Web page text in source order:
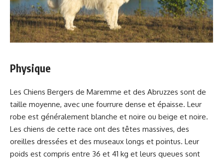
Physique
Les Chiens Bergers de Maremme et des Abruzzes sont de
taille moyenne, avec une fourrure dense et épaisse. Leur
robe est généralement blanche et noire ou beige et noire.
Les chiens de cette race ont des têtes massives, des
oreilles dressées et des museaux longs et pointus. Leur
poids est compris entre 36 et 41 kg et leurs queues sont